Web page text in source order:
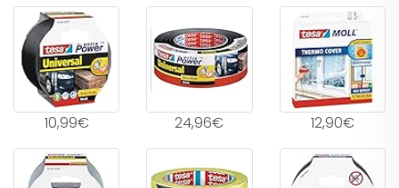
10,99€ 24,96€ 12,90€